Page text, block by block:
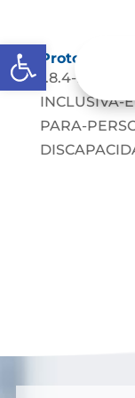
Abrir barra de
Protocolos
1.8.4-
INCLUSIVA-
PARA-